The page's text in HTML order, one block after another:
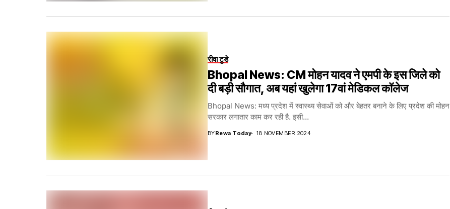
रीवा टुडे
Bhopal News: CM मोहन यादव ने एमपी के इस जिले को
दी बड़ी सौगात, अब यहां खुलेगा 17वां मेडिकल कॉलेज
Bhopal News: मध्य प्रदेश में स्वास्थ्य सेवाओं को और बेहतर बनाने के लिए प्रदेश की मोहन
सरकार लगातार काम कर रही है. इसी...
BYRewa Today 18 NOVEMBER 2024